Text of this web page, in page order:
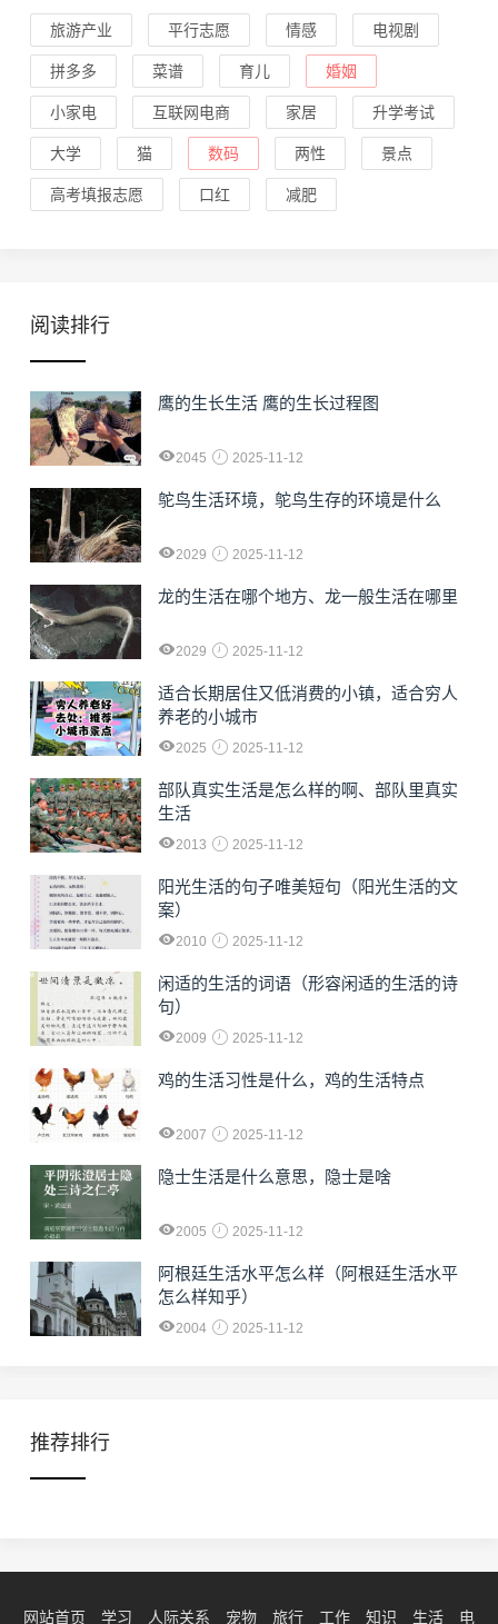
旅游产业 平行志愿 情感 电视剧
拼多多 菜谱 育儿 婚姻
小家电 互联网电商 家居 升学考试
大学 猫 数码 两性 景点
高考填报志愿 口红 减肥
阅读排行
鹰的生长生活 鹰的生长过程图
2045 2025-11-12
鸵鸟生活环境，鸵鸟生存的环境是什么
2029 2025-11-12
龙的生活在哪个地方、龙一般生活在哪里
2029 2025-11-12
适合长期居住又低消费的小镇，适合穷人
养老的小城市
2025 2025-11-12
部队真实生活是怎么样的啊、部队里真实
生活
2013 2025-11-12
阳光生活的句子唯美短句（阳光生活的文
案）
2010 2025-11-12
闲适的生活的词语（形容闲适的生活的诗
句）
2009 2025-11-12
鸡的生活习性是什么，鸡的生活特点
2007 2025-11-12
隐士生活是什么意思，隐士是啥
2005 2025-11-12
阿根廷生活水平怎么样（阿根廷生活水平
怎么样知乎）
2004 2025-11-12
推荐排行
网站首页 学习 人际关系 宠物 旅行 工作 知识 生活 电